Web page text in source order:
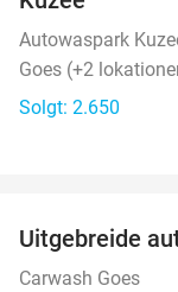
Autowaspark
Goes (+2
Solgt: 2.650
Uitgebreide
Carwash Goes